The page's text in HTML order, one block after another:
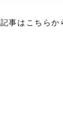
事はこちらか